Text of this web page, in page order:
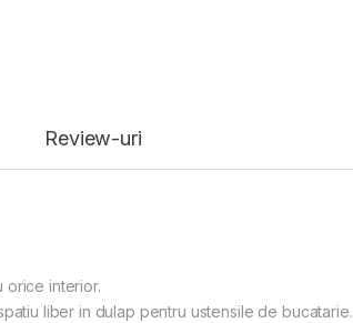
Review-uri
orice interior.
liber in dulap pentru ustensile de bucatarie.